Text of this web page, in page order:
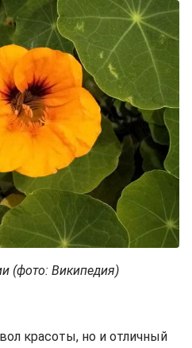
(фото: Википедия)
красоты, но и отличный